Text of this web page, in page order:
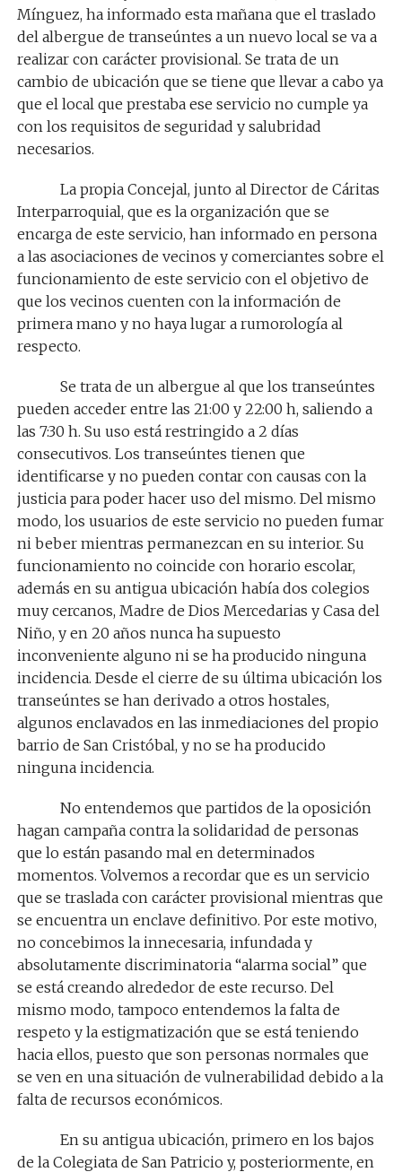
Mínguez, ha informado esta mañana que el traslado
del albergue de transeúntes a un nuevo local se va a
realizar con carácter provisional. Se trata de un
cambio de ubicación que se tiene que llevar a cabo ya
que el local que prestaba ese servicio no cumple ya
con los requisitos de seguridad y salubridad
necesarios.
La propia Concejal, junto al Director de Cáritas
Interparroquial, que es la organización que se
encarga de este servicio, han informado en persona
a las asociaciones de vecinos y comerciantes sobre el
funcionamiento de este servicio con el objetivo de
que los vecinos cuenten con la información de
primera mano y no haya lugar a rumorología al
respecto.
Se trata de un albergue al que los transeúntes
pueden acceder entre las 21:00 y 22:00 h, saliendo a
las 7:30 h. Su uso está restringido a 2 días
consecutivos. Los transeúntes tienen que
identificarse y no pueden contar con causas con la
justicia para poder hacer uso del mismo. Del mismo
modo, los usuarios de este servicio no pueden fumar
ni beber mientras permanezcan en su interior. Su
funcionamiento no coincide con horario escolar,
además en su antigua ubicación había dos colegios
muy cercanos, Madre de Dios Mercedarias y Casa del
Niño, y en 20 años nunca ha supuesto
inconveniente alguno ni se ha producido ninguna
incidencia. Desde el cierre de su última ubicación los
transeúntes se han derivado a otros hostales,
algunos enclavados en las inmediaciones del propio
barrio de San Cristóbal, y no se ha producido
ninguna incidencia.
No entendemos que partidos de la oposición
hagan campaña contra la solidaridad de personas
que lo están pasando mal en determinados
momentos. Volvemos a recordar que es un servicio
que se traslada con carácter provisional mientras que
se encuentra un enclave definitivo. Por este motivo,
no concebimos la innecesaria, infundada y
absolutamente discriminatoria “alarma social” que
se está creando alrededor de este recurso. Del
mismo modo, tampoco entendemos la falta de
respeto y la estigmatización que se está teniendo
hacia ellos, puesto que son personas normales que
se ven en una situación de vulnerabilidad debido a la
falta de recursos económicos.
En su antigua ubicación, primero en los bajos
de la Colegiata de San Patricio y, posteriormente, en